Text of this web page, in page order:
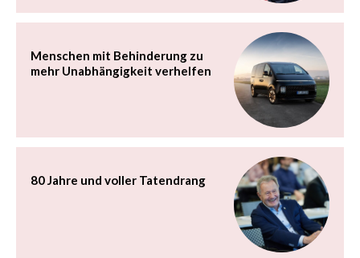
Menschen mit Behinderung zu
mehr Unabhängigkeit verhelfen
80 Jahre und voller Tatendrang